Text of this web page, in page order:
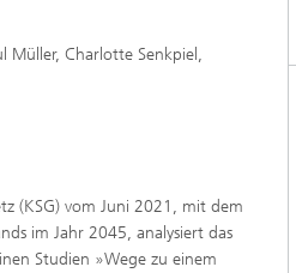
Photovoltaik
System Analysis
Müller, Charlotte Senkpiel,
(KSG) vom Juni 2021, mit dem
im Jahr 2045, analysiert das
Studien »Wege zu einem